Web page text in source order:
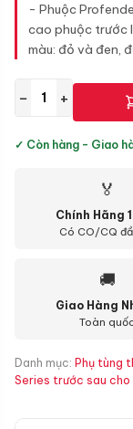
- Phuộc
cao phuộc trước
màu: đỏ và đen,
− +
✓ Còn hàng - Giao
🏅
Chính Hãng
Có CO/CQ
🚚
Giao Hàng
Toàn
Danh mục: Phụ tùng
Series trước sau cho